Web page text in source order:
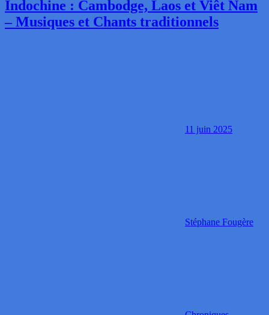
Indochine : Cambodge, Laos et Viêt Nam
– Musiques et Chants traditionnels
11 juin 2025
Stéphane Fougère